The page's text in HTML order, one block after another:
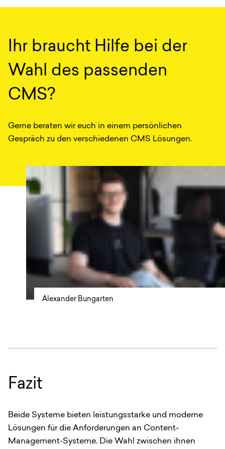
Ihr braucht Hilfe bei der
Wahl des passenden
CMS?
Gerne beraten wir euch in einem persönlichen
Gespräch zu den verschiedenen CMS Lösungen.
Alexander Bungarten
Fazit
Beide Systeme bieten leistungsstarke und moderne
Lösungen für die Anforderungen an Content-
Management-Systeme. Die Wahl zwischen ihnen